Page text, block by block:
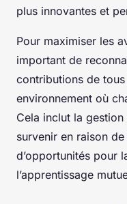
plus innovantes et
Pour maximiser les
important de
contributions de
environnement où
Cela inclut la
survenir en raison
d’opportunités pour
l’apprentissage